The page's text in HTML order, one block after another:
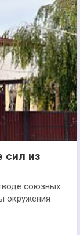
сил из
союзных
окружения